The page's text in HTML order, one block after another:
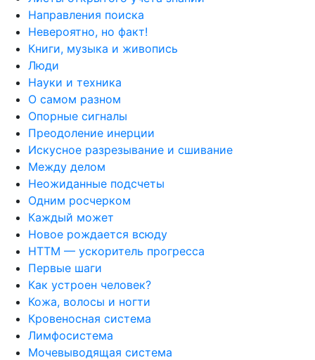
Направления поиска
Невероятно, но факт!
Книги, музыка и живопись
Люди
Науки и техника
О самом разном
Опорные сигналы
Преодоление инерции
Искусное разрезывание и сшивание
Между делом
Неожиданные подсчеты
Одним росчерком
Каждый может
Новое рождается всюду
НТТМ — ускоритель прогресса
Первые шаги
Как устроен человек?
Кожа, волосы и ногти
Кровеносная система
Лимфосистема
Мочевыводящая система